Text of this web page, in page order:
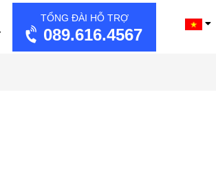
TỔNG ĐÀI HỖ TRỢ
089.616.4567